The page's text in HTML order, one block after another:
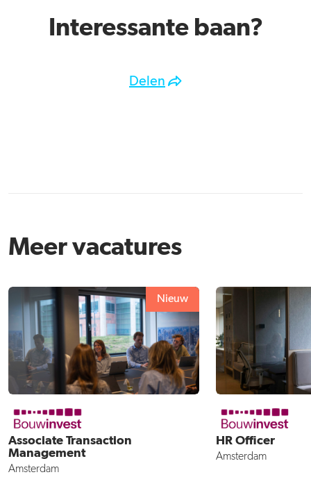
Interessante baan?
Delen
Meer vacatures
Nieuw
Associate Transaction
Management
Amsterdam
HR Officer
Amsterdam